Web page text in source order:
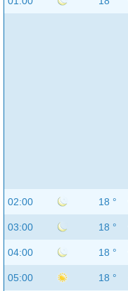
02:00 18 °
03:00 18 °
04:00 18 °
05:00 18 °